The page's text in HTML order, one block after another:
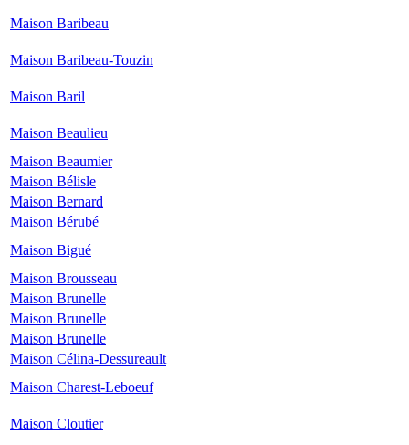
Maison Baribeau
Maison Baribeau-Touzin
Maison Baril
Maison Beaulieu
Maison Beaumier
Maison Bélisle
Maison Bernard
Maison Bérubé
Maison Bigué
Maison Brousseau
Maison Brunelle
Maison Brunelle
Maison Brunelle
Maison Célina-Dessureault
Maison Charest-Leboeuf
Maison Cloutier